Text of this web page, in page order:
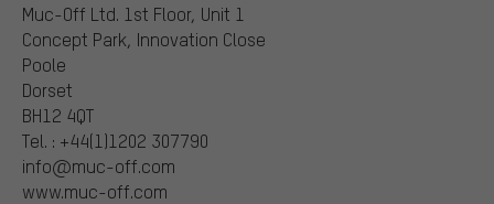
Muc-Off Ltd. 1st Floor, Unit 1
Concept Park, Innovation Close
Poole
Dorset
BH12 4QT
Tel. : +44(1)1202 307790
info@muc-off.com
www.muc-off.com